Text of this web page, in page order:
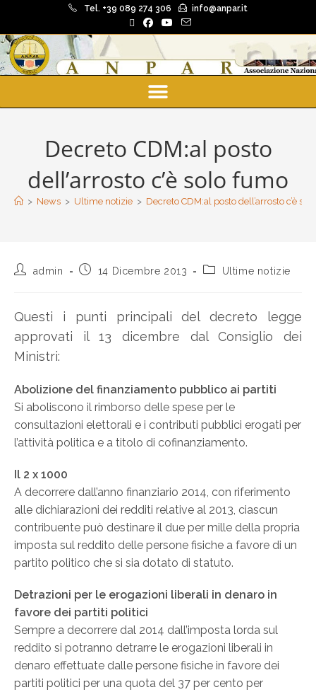
Tel. +39 089 274 306 info@anpar.it
Decreto CDM:al posto
dell’arrosto c’è solo fumo
> News > Ultime notizie > Decreto CDM:al posto dell’arrosto c’è
admin 14 Dicembre 2013 Ultime notizie
Questi i punti principali del decreto legge
approvati il 13 dicembre dal Consiglio dei
Ministri:
Abolizione del finanziamento pubblico ai partiti
Si aboliscono il rimborso delle spese per le
consultazioni elettorali e i contributi pubblici erogati per
l’attività politica e a titolo di cofinanziamento.
Il 2 x 1000
A decorrere dall’anno finanziario 2014, con riferimento
alle dichiarazioni dei redditi relative al 2013, ciascun
contribuente può destinare il due per mille della propria
imposta sul reddito delle persone fisiche a favore di un
partito politico che si sia dotato di statuto.
Detrazioni per le erogazioni liberali in denaro in
favore dei partiti politici
Sempre a decorrere dal 2014 dall’imposta lorda sul
reddito si potranno detrarre le erogazioni liberali in
denaro effettuate dalle persone fisiche in favore dei
partiti politici per una quota del 37 per cento per